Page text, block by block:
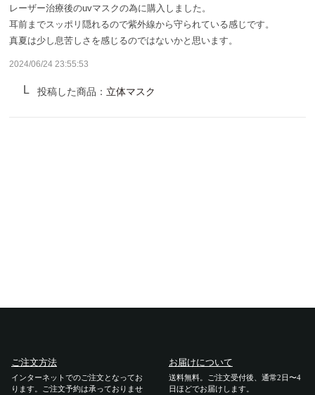
修理プログラム
よみもの
交換・返品
ギフト用ラッピング
レーザー治療後のuvマスクの為に購入しました。
耳前までスッポリ隠れるので紫外線から守られている感じです。
真夏は少し息苦しさを感じるのではないかと思います。
2024/06/24 23:55:53
投稿した商品： 立体マスク
ご注文方法
インターネットでのご注文となってお
ります。ご注文予約は承っておりませ
お届けについて
送料無料。ご注文受付後、通常2日〜4
日ほどでお届けします。